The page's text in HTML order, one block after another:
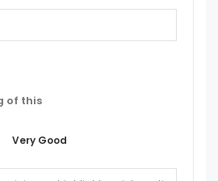
of this
Very Good